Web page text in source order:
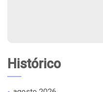
Histórico